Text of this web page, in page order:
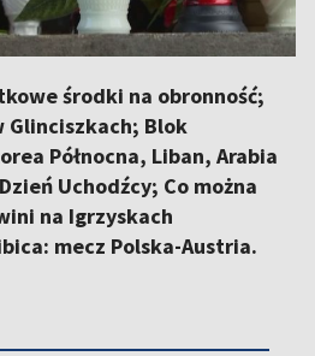
środki na obronność;
Glinciszkach; Blok
Północna, Liban, Arabia
Uchodźcy; Co można
na Igrzyskach
mecz Polska-Austria.